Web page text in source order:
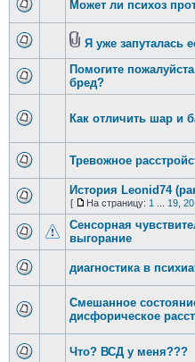
Может ли психоз
Я уже запуталась
Помогите
бред?
Как отличить шар и
Тревожное
История Leonid74
[ На страницу: 1 19, 20,
Сенсорная
выгорание
диагностика в
Смешанное
дисфорическое
Что? ВСД у меня???